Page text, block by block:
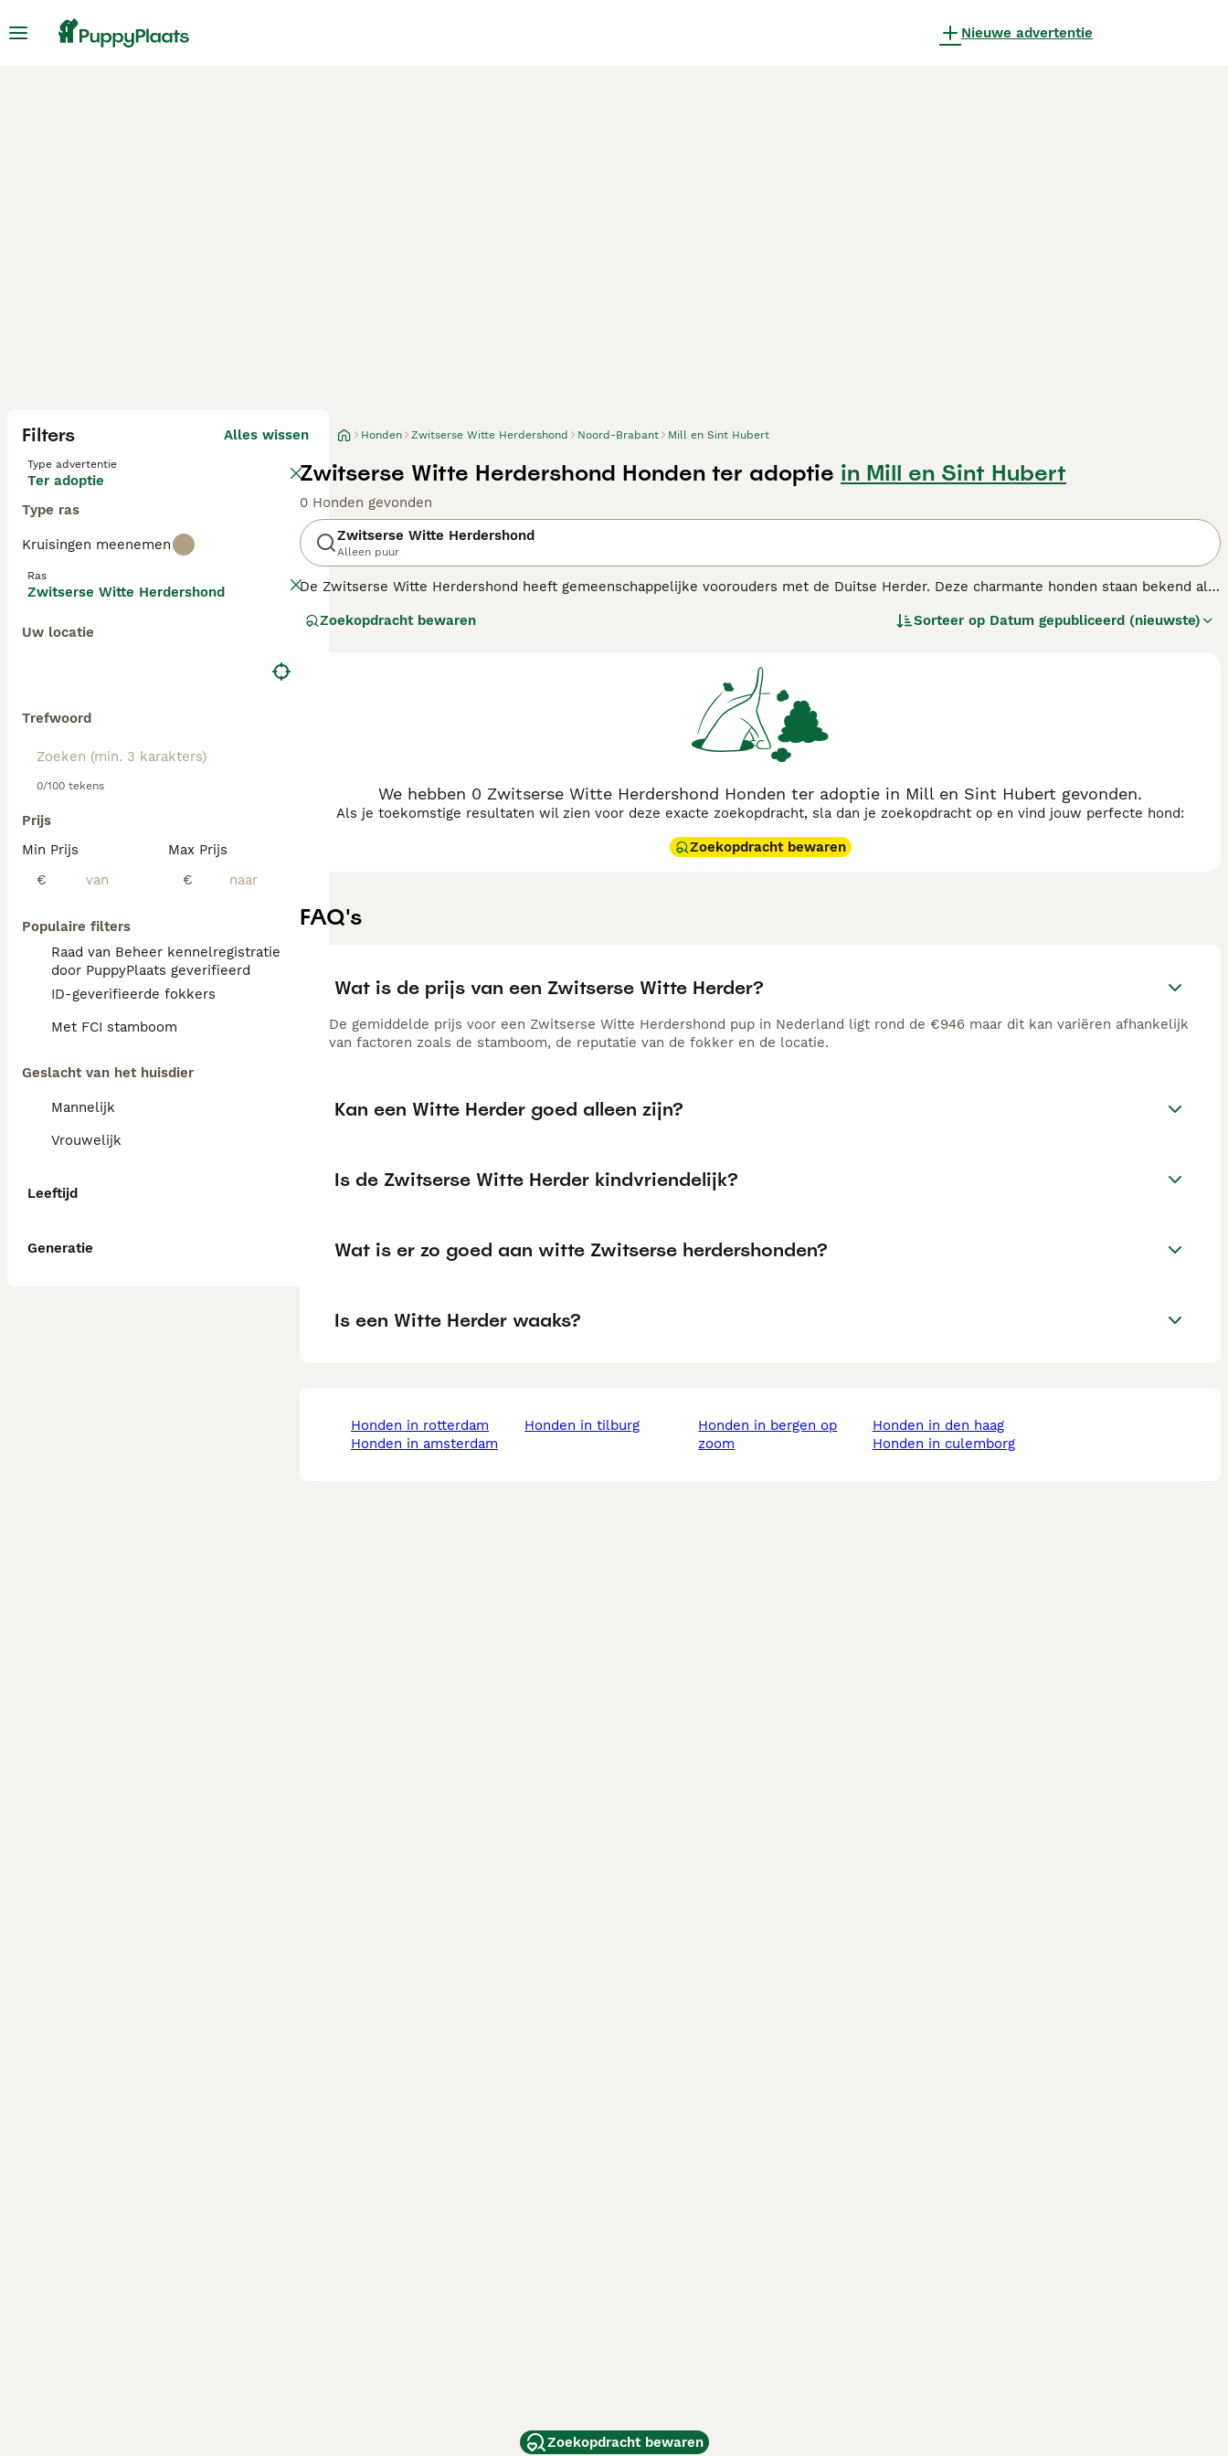
Nieuwe advertentie
Filters Alles wissen
Type advertentie
Ter adoptie
Type ras
Kruisingen meenemen
Ras
Zwitserse Witte Herdershond
Uw locatie
Trefwoord
0/100 tekens
Prijs
Min Prijs
€
Max Prijs
€
Populaire filters
Raad van Beheer kennelregistratie
door PuppyPlaats geverifieerd
ID-geverifieerde fokkers
Met FCI stamboom
Geslacht van het huisdier
Mannelijk
Vrouwelijk
Leeftijd
Generatie
Honden Zwitserse Witte Herdershond Noord-Brabant Mill en Sint Hubert
Zwitserse Witte Herdershond Honden ter adoptie in Mill en Sint Hubert
0 Honden gevonden
Zwitserse Witte Herdershond
Alleen puur
De Zwitserse Witte Herdershond heeft gemeenschappelijke voorouders met de Duitse Herder. Deze charmante honden staan bekend als
met hun hond aan hun zijde.
Zoekopdracht bewaren Sorteer op Datum gepubliceerd (nieuwste)
We hebben 0 Zwitserse Witte Herdershond Honden ter adoptie in Mill en Sint Hubert gevonden.
Als je toekomstige resultaten wil zien voor deze exacte zoekopdracht, sla dan je zoekopdracht op en vind jouw perfecte hond:
Zoekopdracht bewaren
FAQ's
Wat is de prijs van een Zwitserse Witte Herder?
De gemiddelde prijs voor een Zwitserse Witte Herdershond pup in Nederland ligt rond de €946 maar dit kan variëren afhankelijk
van factoren zoals de stamboom, de reputatie van de fokker en de locatie.
Kan een Witte Herder goed alleen zijn?
Is de Zwitserse Witte Herder kindvriendelijk?
Wat is er zo goed aan witte Zwitserse herdershonden?
Is een Witte Herder waaks?
honden in rotterdam
honden in amsterdam
honden in tilburg
honden in bergen op
zoom
honden in den haag
honden in culemborg
Zoekopdracht bewaren